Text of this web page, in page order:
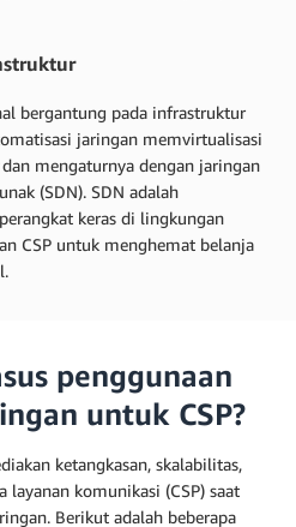
bergantung pada infrastruktur
jaringan memvirtualisasi
mengaturnya dengan jaringan
(SDN). SDN adalah
keras di lingkungan
CSP untuk menghemat belanja
penggunaan
untuk CSP?
ketangkasan, skalabilitas,
layanan komunikasi (CSP) saat
Berikut adalah beberapa